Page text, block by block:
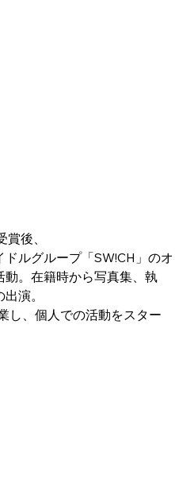
後、
ルグループ「SW!CH」のオ
動。在籍時から写真集、執
演。
し、個人での活動をスター